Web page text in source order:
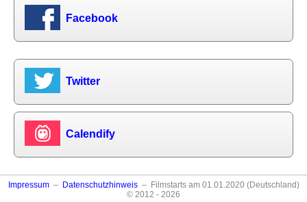
Facebook
Twitter
Calendify
Impressum– Datenschutzhinweis– Filmstarts am 01.01.2020 (Deutschland)
© 2012 - 2026